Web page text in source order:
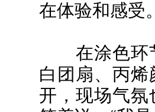
在体验和感受
在涂色环
白团扇、丙
开，现场气